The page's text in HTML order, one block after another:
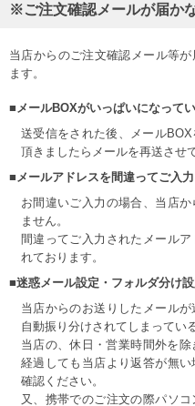
※ご注文確認メールが届か
当店からのご注文確認メール等
ます。
■メールBOXがいっぱいになってい
送受信をされた後、メール
頂きましたらメールを再送させ
■メールアドレスを間違ってご入力
お間違いご入力の場合、当店
ません。
間違ってご入力されたメール
れております。
■迷惑メール設定・フォルダ分け設
当店からのお送りしたメール
自動振り分けされてしまってい
当店の、休日・営業時間外を
経過しても当店より返答が無
確認ください。
又、携帯でのご注文の際パソ